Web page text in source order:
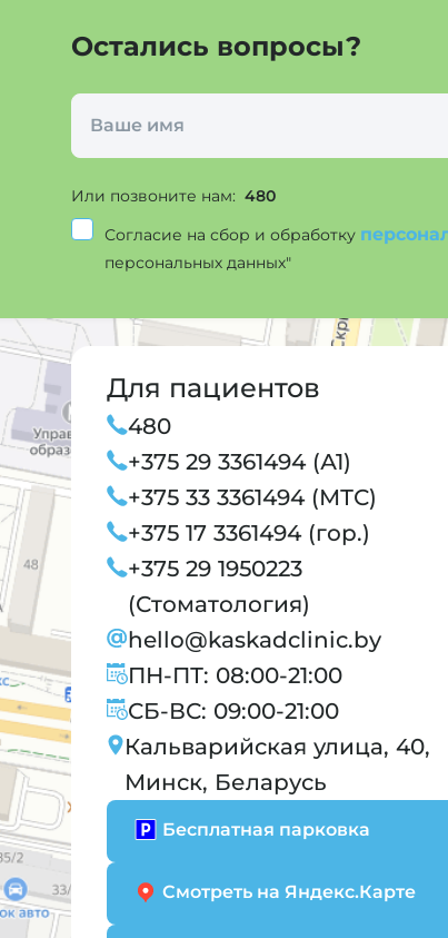
Остались вопросы?
Или позвоните нам: 480
Согласие на сбор и обработку
персональных данных"
Для пациентов
480
+375 29 3361494 (А1)
+375 33 3361494 (МТС)
+375 17 3361494 (гор.)
+375 29 1950223
(Стоматология)
hello@kaskadclinic.by
ПН-ПТ: 08:00-21:00
СБ-ВС: 09:00-21:00
Кальварийская улица, 40,
Минск, Беларусь
Бесплатная парковка
Смотреть на Яндекс.Карте